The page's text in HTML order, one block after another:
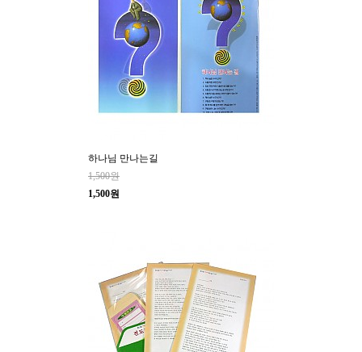
하나님 만나는길
1,500원
1,500원